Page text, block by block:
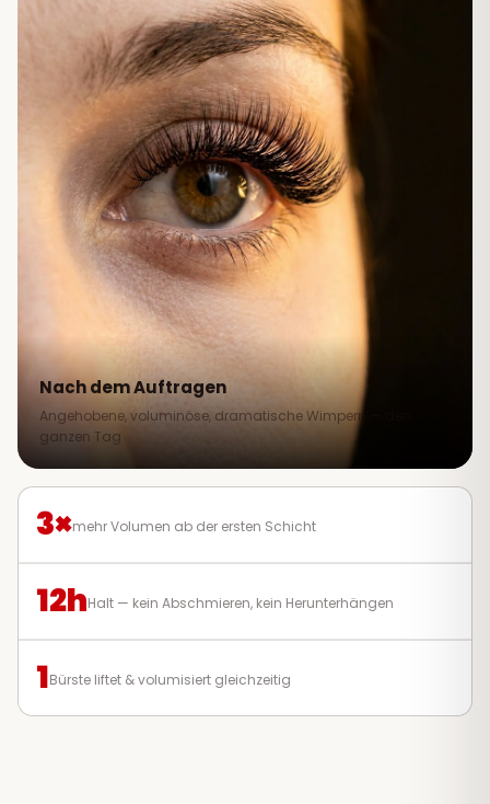
Nach dem Auftragen
Angehobene, voluminöse, dramatische Wimpern — den
ganzen Tag
3×mehr Volumen ab der ersten Schicht
12hHalt — kein Abschmieren, kein Herunterhängen
1Bürste liftet & volumisiert gleichzeitig